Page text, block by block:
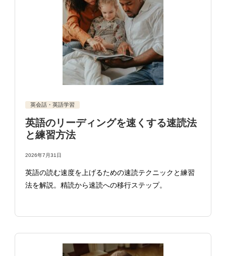
英会話・英語学習
英語のリーディングを速くする速読法
と練習方法
2026年7月31日
英語の読む速度を上げるための速読テクニックと練習
法を解説。精読から速読への移行ステップ。